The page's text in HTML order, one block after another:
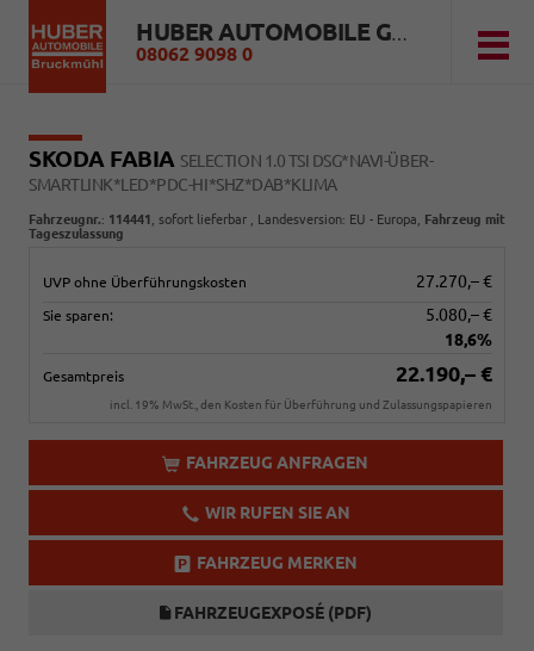
HUBER AUTOMOBILE GMBH
08062 9098 0
SKODA FABIA SELECTION 1.0 TSI DSG*NAVI-ÜBER-
SMARTLINK*LED*PDC-HI*SHZ*DAB*KLIMA
Fahrzeugnr.: 114441 sofort lieferbar , Landesversion: EU - Europa, Fahrzeug mit
Tageszulassung
UVP ohne Überführungskosten 27.270,– €
Sie sparen:
5.080,– €
18,6%
Gesamtpreis 22.190,– €
incl. 19% MwSt., den Kosten für Überführung und Zulassungspapieren
FAHRZEUG ANFRAGEN
WIR RUFEN SIE AN
FAHRZEUG MERKEN
FAHRZEUGEXPOSÉ (PDF)